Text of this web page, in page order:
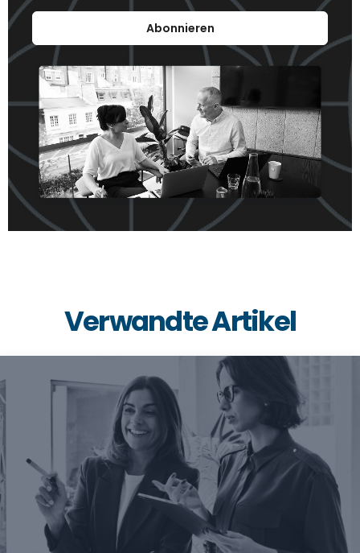
Abonnieren
Verwandte Artikel